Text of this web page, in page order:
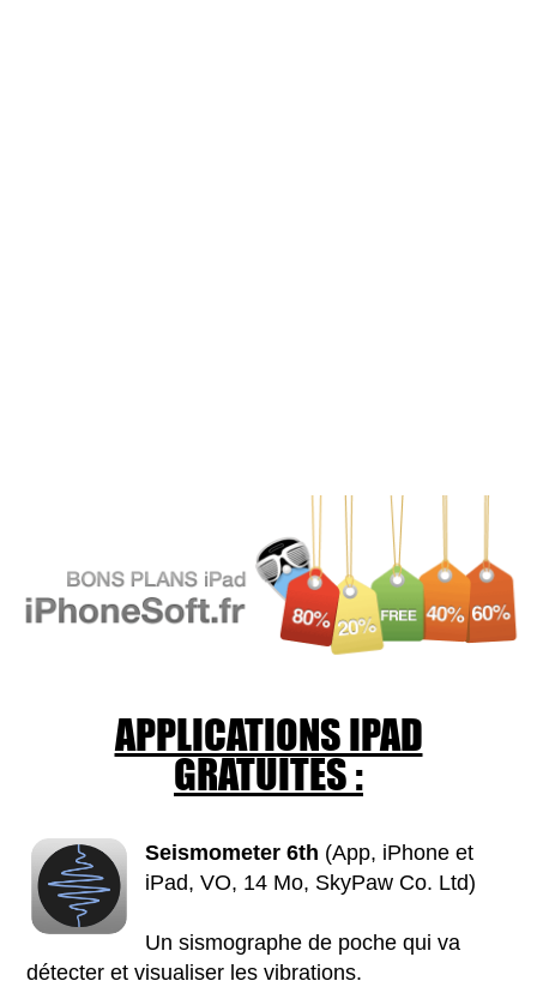
APPLICATIONS IPAD
GRATUITES :
Seismometer 6th (App, iPhone et
iPad, VO, 14 Mo, SkyPaw Co. Ltd)
Un sismographe de poche qui va
détecter et visualiser les vibrations.